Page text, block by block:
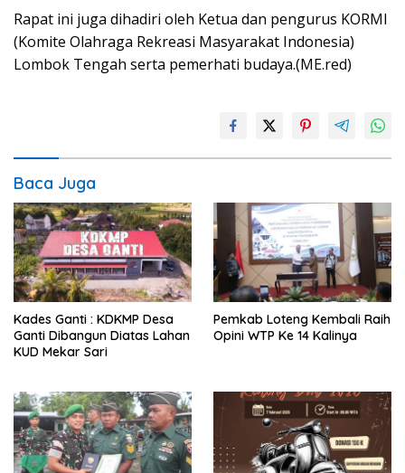
Rapat ini juga dihadiri oleh Ketua dan pengurus KORMI
(Komite Olahraga Rekreasi Masyarakat Indonesia)
Lombok Tengah serta pemerhati budaya.(ME.red)
Baca Juga
Kades Ganti : KDKMP Desa
Ganti Dibangun Diatas Lahan
KUD Mekar Sari
Pemkab Loteng Kembali Raih
Opini WTP Ke 14 Kalinya